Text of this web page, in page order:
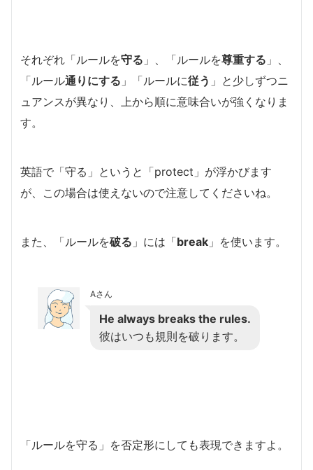
それぞれ「ルールを守る 」、「ルールを尊重する 」、
「ルール通りにする 」「ルールに従う 」と少しずつニ
ュアンスが異なり、上から順に意味合いが強くなりま
す。
英語で「守る」というと「protect」が浮かびます
が、この場合は使えないので注意してくださいね。
また、「ルールを破る 」には「break 」を使います。
Aさん
He always breaks the rules.
彼はいつも規則を破ります。
「ルールを守る」を否定形にしても表現できますよ。